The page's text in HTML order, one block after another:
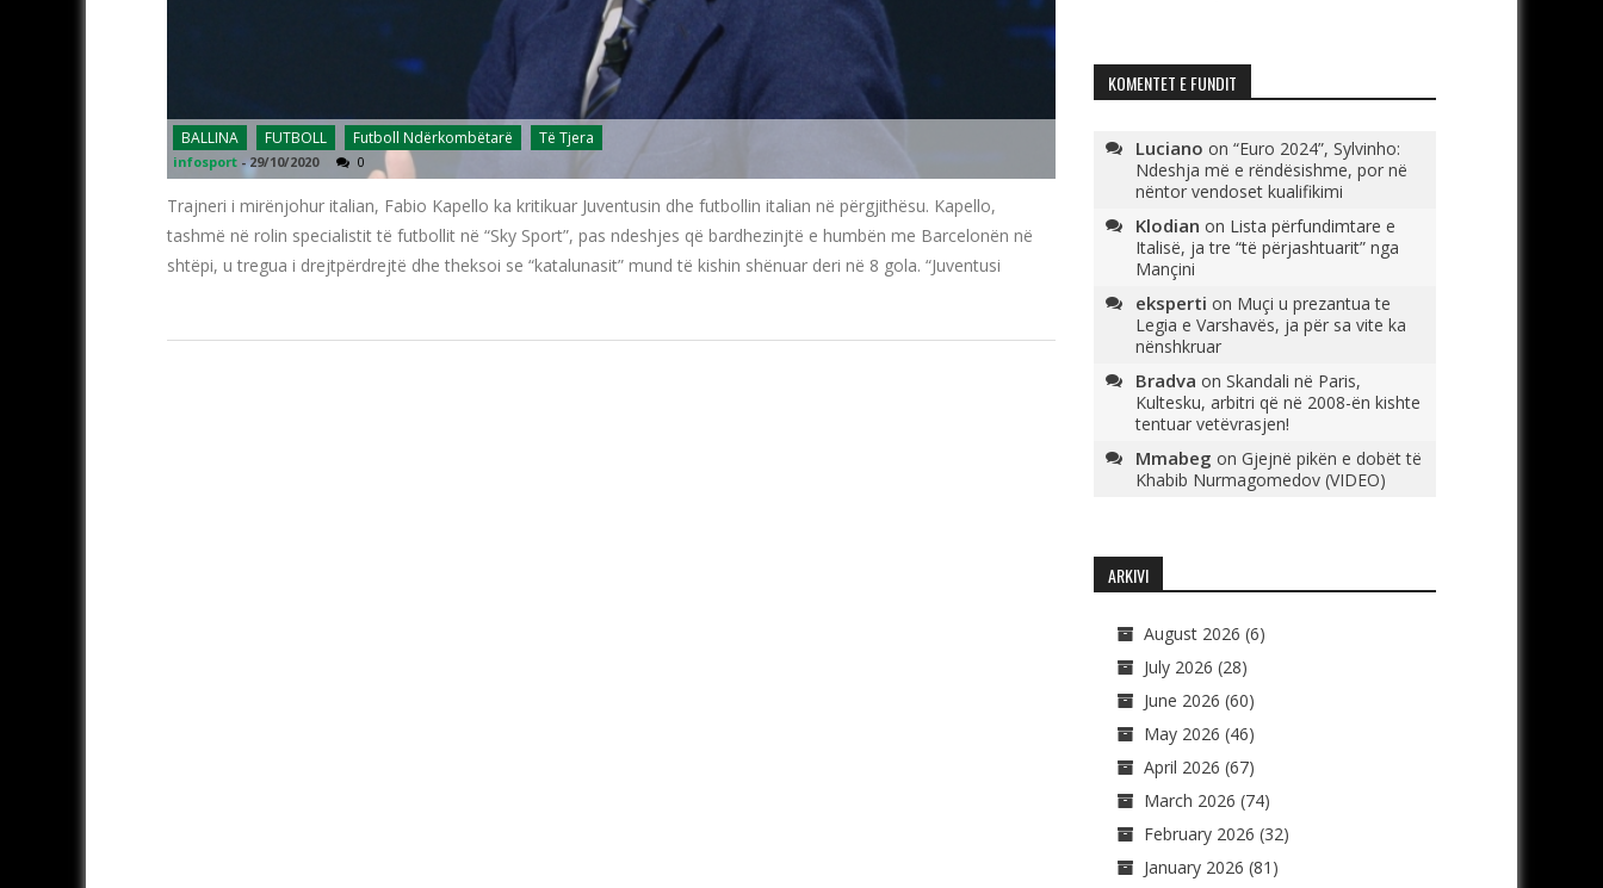
BALLINA FUTBOLL Futboll Ndërkombëtarë Të Tjera
infosport -29/10/2020 0
Trajneri i mirënjohur italian, Fabio Kapello ka kritikuar Juventusin dhe futbollin italian në përgjithësu. Kapello,
tashmë në rolin specialistit të futbollit në “Sky Sport”, pas ndeshjes që bardhezinjtë e humbën me Barcelonën në
shtëpi, u tregua i drejtpërdrejtë dhe theksoi se “katalunasit” mund të kishin shënuar deri në 8 gola. “Juventusi
KOMENTET E FUNDIT
Luciano on “Euro 2024”, Sylvinho:
Ndeshja më e rëndësishme, por në
nëntor vendoset kualifikimi
Klodian on Lista përfundimtare e
Italisë, ja tre “të përjashtuarit” nga
Mançini
eksperti on Muçi u prezantua te
Legia e Varshavës, ja për sa vite ka
nënshkruar
Bradva on Skandali në Paris,
Kultesku, arbitri që në 2008-ën kishte
tentuar vetëvrasjen!
Mmabeg on Gjejnë pikën e dobët të
Khabib Nurmagomedov (VIDEO)
ARKIVI
August 2026 (6)
July 2026 (28)
June 2026 (60)
May 2026 (46)
April 2026 (67)
March 2026 (74)
February 2026 (32)
January 2026 (81)